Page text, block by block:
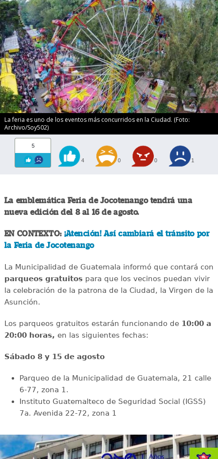
La feria es uno de los eventos más concurridos en la Ciudad. (Foto:
Archivo/Soy502)
5
4 0 0 1
La emblemática Feria de Jocotenango tendrá una
nueva edición del 8 al 16 de agosto.
EN CONTEXTO:¡Atención! Así cambiará el tránsito por
la Feria de Jocotenango
La Municipalidad de Guatemala informó que contará con
parqueos gratuitospara que los vecinos puedan vivir
la celebración de la patrona de la Ciudad, la Virgen de la
Asunción.
Los parqueos gratuitos estarán funcionando de 10:00 a
20:00 horas, en las siguientes fechas:
Sábado 8 y 15 de agosto
Parqueo de la Municipalidad de Guatemala, 21 calle
6-77, zona 1.
Instituto Guatemalteco de Seguridad Social (IGSS)
7a. Avenida 22-72, zona 1